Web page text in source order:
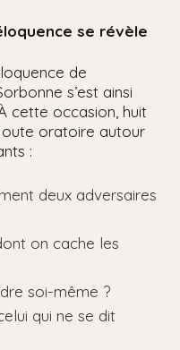
se révèle
de
s’est ainsi
cette occasion, huit
oratoire autour
:
deux adversaires
on cache les
soi-même ?
qui ne se dit